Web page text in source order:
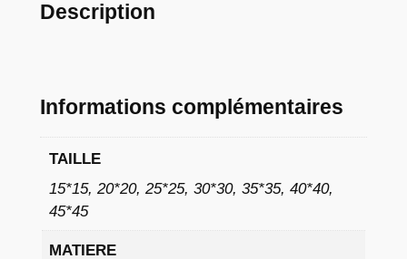
6
€
Description
Informations complémentaires
TAILLE
15*15, 20*20, 25*25, 30*30, 35*35, 40*40,
45*45
MATIERE